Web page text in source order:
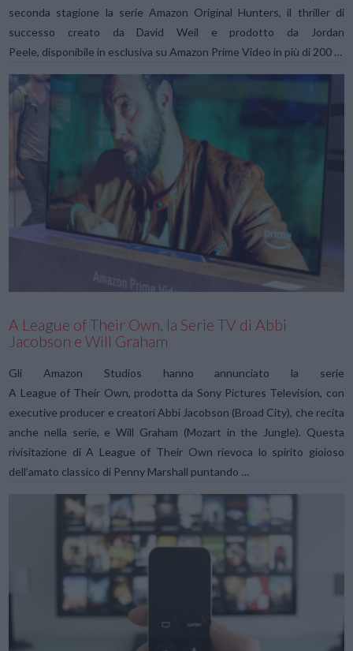
VIEW POST
seconda stagione la serie Amazon Original Hunters, il thriller di
successo creato da David Weil e prodotto da Jordan
Peele, disponibile in esclusiva su Amazon Prime Video in più di 200 …
A League of Their Own, la Serie TV di Abbi
Jacobson e Will Graham
Gli Amazon Studios hanno annunciato la serie
A League of Their Own, prodotta da Sony Pictures Television, con
executive producer e creatori Abbi Jacobson (Broad City), che recita
anche nella serie, e Will Graham (Mozart in the Jungle). Questa
rivisitazione di A League of Their Own rievoca lo spirito gioioso
dell’amato classico di Penny Marshall puntando …